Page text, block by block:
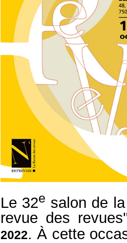
Le 32e salon de
revue des
2022. À cette